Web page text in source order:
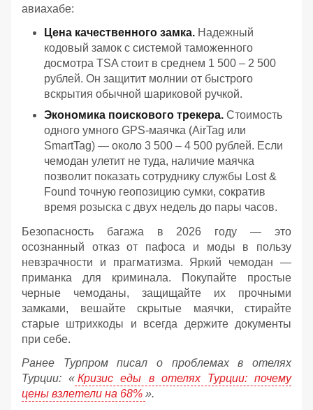
авиахабе:
Цена качественного замка. Надежный
кодовый замок с системой таможенного
досмотра TSA стоит в среднем 1 500 – 2 500
рублей. Он защитит молнии от быстрого
вскрытия обычной шариковой ручкой.
Экономика поискового трекера. Стоимость
одного умного GPS-маячка (AirTag или
SmartTag) — около 3 500 – 4 500 рублей. Если
чемодан улетит не туда, наличие маячка
позволит показать сотруднику службы Lost &
Found точную геопозицию сумки, сократив
время розыска с двух недель до пары часов.
Безопасность багажа в 2026 году — это
осознанный отказ от пафоса и моды в пользу
невзрачности и прагматизма. Яркий чемодан —
приманка для криминала. Покупайте простые
черные чемоданы, защищайте их прочными
замками, вешайте скрытые маячки, стирайте
старые штрихкоды и всегда держите документы
при себе.
Ранее Турпром писал о проблемах в отелях
Турции: « Кризис еды в отелях Турции: почему
цены взлетели на 68% ».